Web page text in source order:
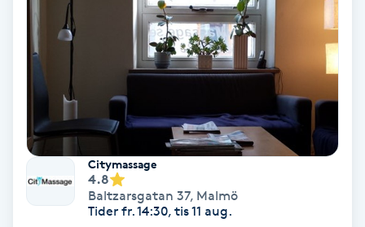
Brynplockning
Bröllopsuppsättning
Celluliter
Coachning
Citymassage
4.8
Baltzarsgatan 37, Malmö
Tider fr. 14:30, tis 11 aug.